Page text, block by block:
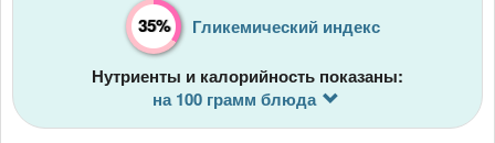
35% Гликемический индекс
Нутриенты и калорийность показаны:
на 100 грамм блюда